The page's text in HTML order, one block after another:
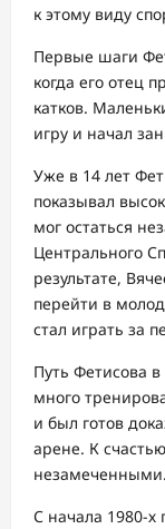
к этому виду
Первые шаги
когда его отец
катков.
игру и начал
Уже в 14 лет
показывал
мог остаться
Центрального
результате,
перейти в
стал играть за
Путь Фетисова
много
и был готов
арене. К
незамеченными.
С начала 1980-х